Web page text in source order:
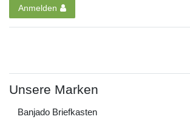
Anmelden
Unsere Marken
Banjado Briefkasten